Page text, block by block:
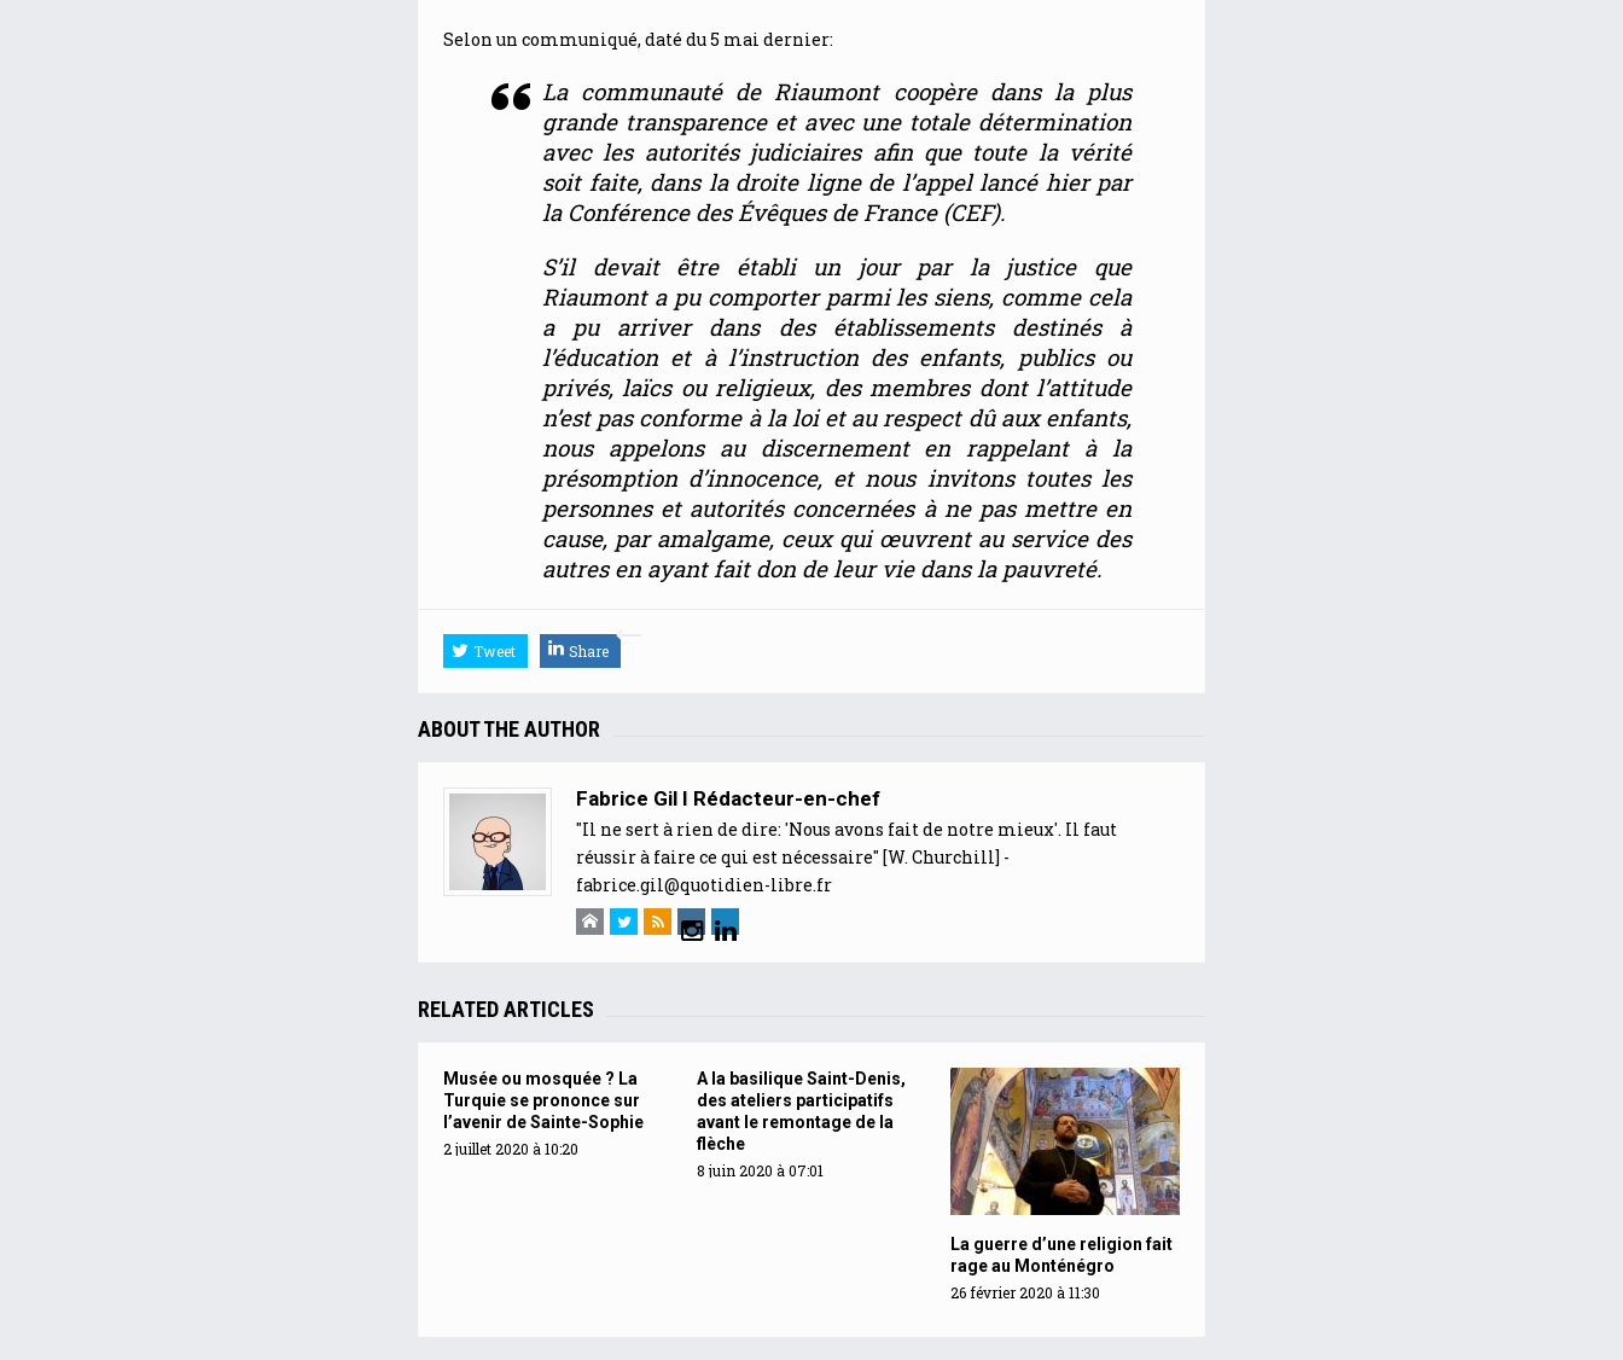
Selon un communiqué, daté du 5 mai dernier:
La communauté de Riaumont coopère dans la plus
grande transparence et avec une totale détermination
avec les autorités judiciaires afin que toute la vérité
soit faite, dans la droite ligne de l’appel lancé hier par
la Conférence des Évêques de France (CEF).
S’il devait être établi un jour par la justice que
Riaumont a pu comporter parmi les siens, comme cela
a pu arriver dans des établissements destinés à
l’éducation et à l’instruction des enfants, publics ou
privés, laïcs ou religieux, des membres dont l’attitude
n’est pas conforme à la loi et au respect dû aux enfants,
nous appelons au discernement en rappelant à la
présomption d’innocence, et nous invitons toutes les
personnes et autorités concernées à ne pas mettre en
cause, par amalgame, ceux qui œuvrent au service des
autres en ayant fait don de leur vie dans la pauvreté.
Tweet Share
ABOUT THE AUTHOR
Fabrice Gil I Rédacteur-en-chef
"Il ne sert à rien de dire: 'Nous avons fait de notre mieux'. Il faut
réussir à faire ce qui est nécessaire" [W. Churchill] -
fabrice.gil@quotidien-libre.fr
RELATED ARTICLES
Musée ou mosquée ? La
Turquie se prononce sur
l’avenir de Sainte-Sophie
2 juillet 2020 à 10:20
A la basilique Saint-Denis,
des ateliers participatifs
avant le remontage de la
flèche
8 juin 2020 à 07:01
La guerre d’une religion fait
rage au Monténégro
26 février 2020 à 11:30